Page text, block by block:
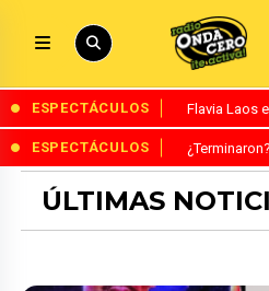
ESPECTÁCULOS Flavia Laos
ESPECTÁCULOS
ÚLTIMAS